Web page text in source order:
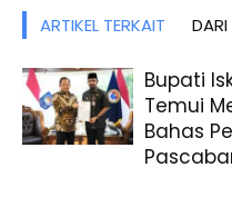
ARTIKEL TERKAIT DARI
Bupati
Temui
Bahas